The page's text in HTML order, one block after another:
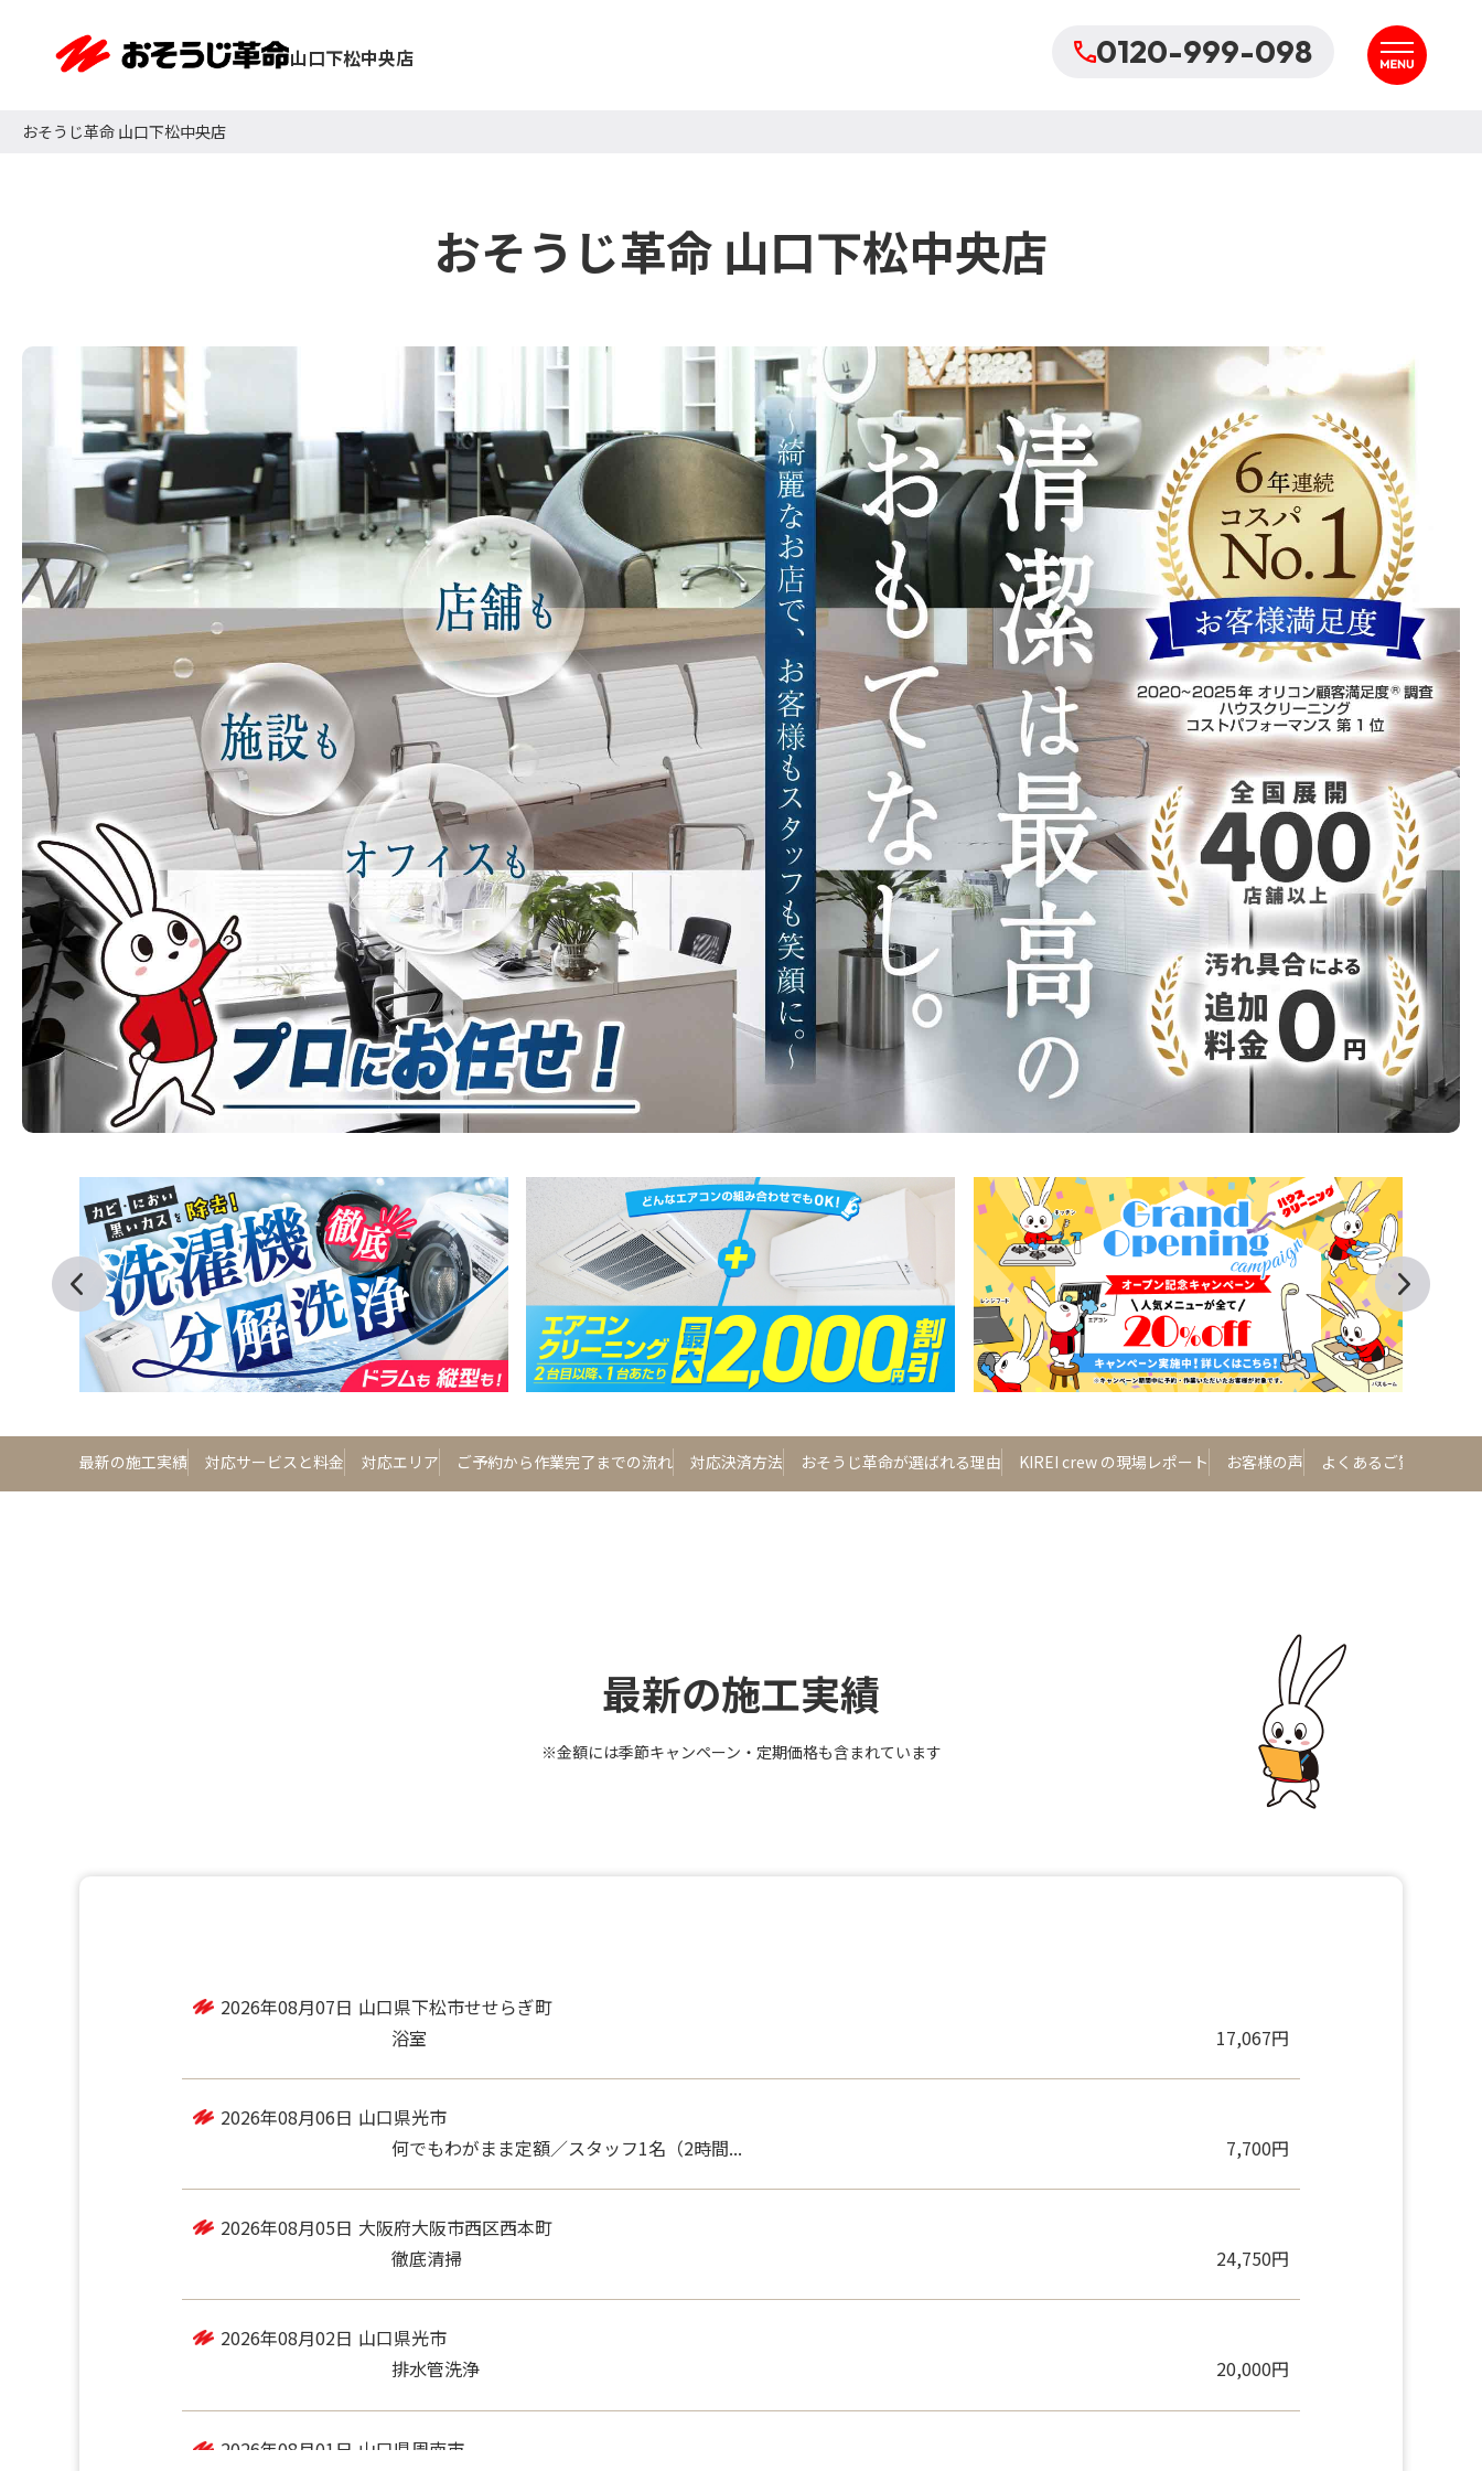
山口下松中央店 0120-999-098
おそうじ革命 山口下松中央店
おそうじ革命 山口下松中央店
最新の施工実績 対応サービスと料金 対応エリア ご予約から作業完了までの流れ 対応決済方法 おそうじ革命が選ばれる理由 KIREI crew の現場レポート お客様の声 よくあるご質問
最新の施工実績
※金額には季節キャンペーン・定期価格も含まれています
2026年08月07日 山口県下松市せせらぎ町
浴室
17,067円
2026年08月06日 山口県光市
何でもわがまま定額／スタッフ1名（2時間...
7,700円
2026年08月05日 大阪府大阪市西区西本町
徹底清掃
24,750円
2026年08月02日 山口県光市
排水管洗浄
20,000円
2026年08月01日 山口県周南市